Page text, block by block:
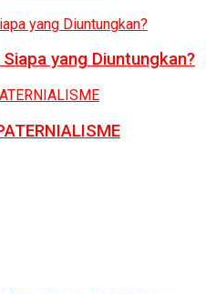
yang Diuntungkan?